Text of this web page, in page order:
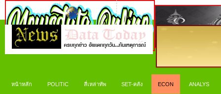
หน้าหลัก POLITIC สี่เหล่าทัพ SET-คลัง ECON ANALYS